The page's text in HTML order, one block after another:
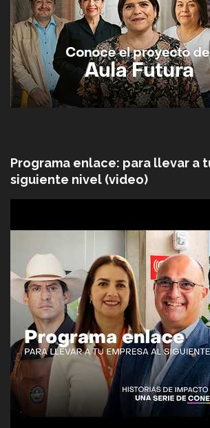
Programa enlace: para llevar a
siguiente nivel (video)